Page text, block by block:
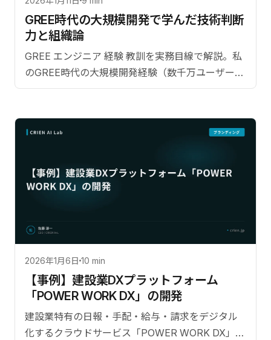
GREE時代の大規模開発で学んだ技術判断
力と組織論
GREE エンジニア 経験 教訓を実務目線で解説。私
のGREE時代の大規模開発経験（数千万ユーザー規
模）の具体的エピソード。【監修：佐藤淳一
2026年1月6日 10 min
【事例】建設業DXプラットフォーム
「POWER WORK DX」の開発
建設業特有の日報・手配・給与・請求をデジタル
化するクラウドサービス「POWER WORK DX」の